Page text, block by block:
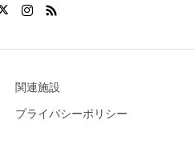
関連施設
プライバシーポリシー